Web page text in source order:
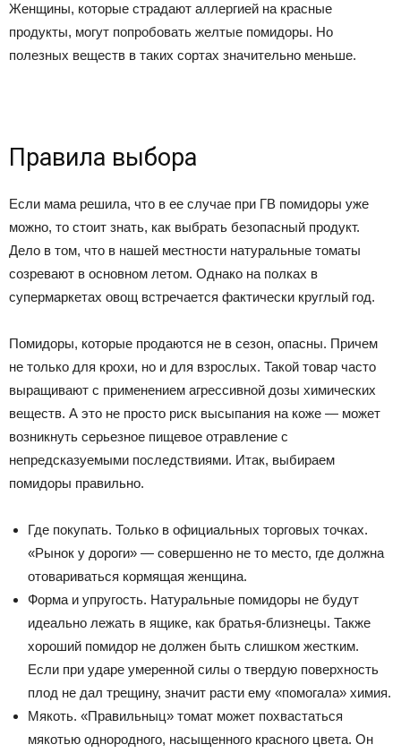
Женщины, которые страдают аллергией на красные
продукты, могут попробовать желтые помидоры. Но
полезных веществ в таких сортах значительно меньше.
Правила выбора
Если мама решила, что в ее случае при ГВ помидоры уже
можно, то стоит знать, как выбрать безопасный продукт.
Дело в том, что в нашей местности натуральные томаты
созревают в основном летом. Однако на полках в
супермаркетах овощ встречается фактически круглый год.
Помидоры, которые продаются не в сезон, опасны. Причем
не только для крохи, но и для взрослых. Такой товар часто
выращивают с применением агрессивной дозы химических
веществ. А это не просто риск высыпания на коже — может
возникнуть серьезное пищевое отравление с
непредсказуемыми последствиями. Итак, выбираем
помидоры правильно.
Где покупать. Только в официальных торговых точках.
«Рынок у дороги» — совершенно не то место, где должна
отовариваться кормящая женщина.
Форма и упругость. Натуральные помидоры не будут
идеально лежать в ящике, как братья-близнецы. Также
хороший помидор не должен быть слишком жестким.
Если при ударе умеренной силы о твердую поверхность
плод не дал трещину, значит расти ему «помогала» химия.
Мякоть. «Правильныц» томат может похвастаться
мякотью однородного, насыщенного красного цвета. Он